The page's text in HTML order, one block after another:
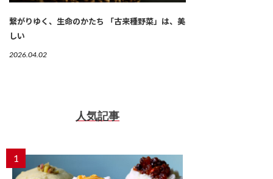
繋がりゆく、生命のかたち 「古来種野菜」は、美
しい
2026.04.02
人気記事
1